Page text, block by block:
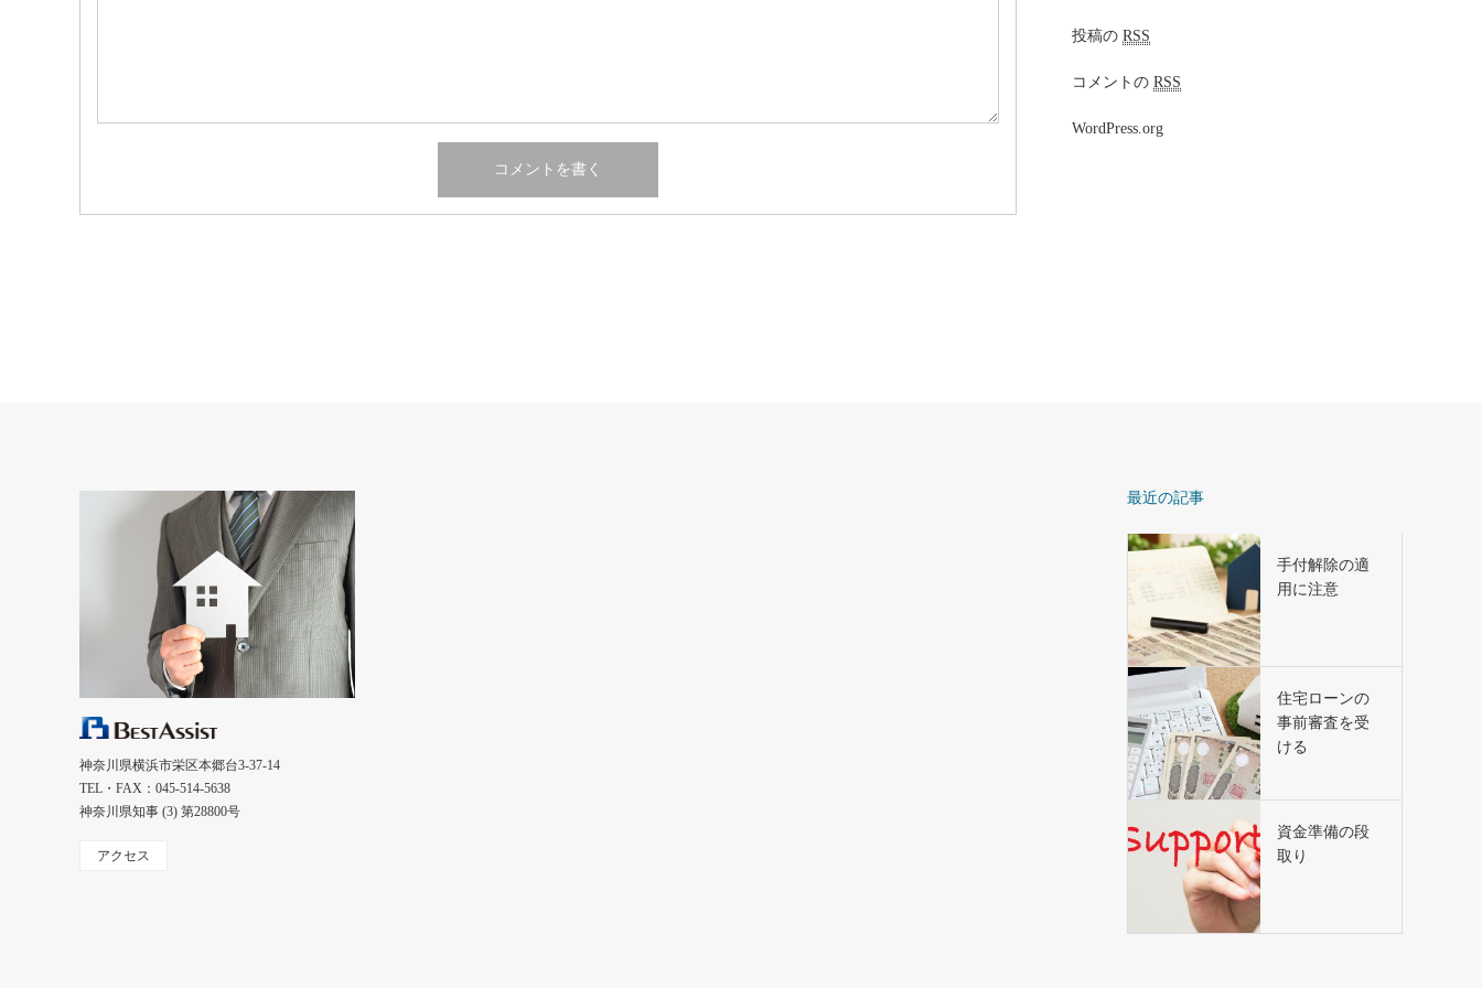
投稿の RSS
コメントの RSS
WordPress.org
最近の記事
手付解除の適
用に注意
住宅ローンの
事前審査を受
ける
資金準備の段
取り
神奈川県横浜市栄区本郷台3-37-14
TEL・FAX：045-514-5638
神奈川県知事 (3) 第28800号
アクセス